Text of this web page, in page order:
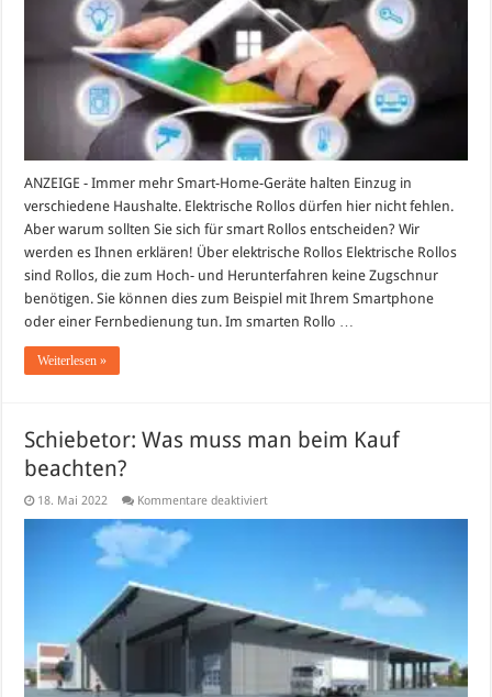
sie
in
Ihrem
Haus
haben
sollten
ANZEIGE - Immer mehr Smart-Home-Geräte halten Einzug in
verschiedene Haushalte. Elektrische Rollos dürfen hier nicht fehlen.
Aber warum sollten Sie sich für smart Rollos entscheiden? Wir
werden es Ihnen erklären! Über elektrische Rollos Elektrische Rollos
sind Rollos, die zum Hoch- und Herunterfahren keine Zugschnur
benötigen. Sie können dies zum Beispiel mit Ihrem Smartphone
oder einer Fernbedienung tun. Im smarten Rollo …
Weiterlesen »
Schiebetor: Was muss man beim Kauf
beachten?
18. Mai 2022 Kommentare deaktiviertfür